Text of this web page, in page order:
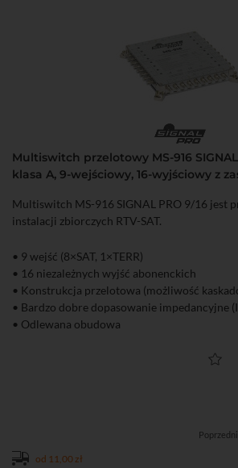
Multiswitch przelotowy MS-916 SIGNAL
klasa A, 9-wejściowy, 16-wyjściowy z
Multiswitch MS-916 SIGNAL PRO 9/16 jest
instalacji zbiorczych RTV-SAT.
• 9 wejść (8×SAT, 1×TERR)
• 16 niezależnych wyjść abonenckich
• Konstrukcja przelotowa (możliwość
• Bardzo dobre dopasowanie impedancyjne
• Odlewana obudowa
• Sygnalizacja LED na wyjściach
• Zastosowanie w zbiorczych instalacjach
• Zgodność z Rozporządzeniem MTBiGM
• 4 lata gwarancji potwierdzające znakomitą
od 11,00 zł